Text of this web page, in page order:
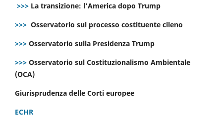
>>> La transizione: l’America dopo Trump
>>> Osservatorio sul processo costituente cileno
>>> Osservatorio sulla Presidenza Trump
>>> Osservatorio sul Costituzionalismo Ambientale
(OCA)
Giurisprudenza delle Corti europee
ECHR